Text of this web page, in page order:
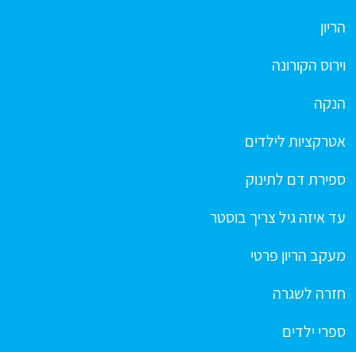
הריון
וירוס הקורונה
הנקה
אטרקציות לילדים
ספירת דם לתינוק
עד איזה גיל צריך בוסטר
מעקב הריון פרטי
חזרה לשגרה
ספרי ילדים